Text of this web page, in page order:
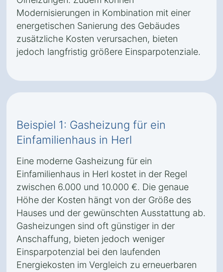
Modernisierungen in Kombination mit einer
energetischen Sanierung des Gebäudes
zusätzliche Kosten verursachen, bieten
jedoch langfristig größere Einsparpotenziale.
Beispiel 1: Gasheizung für ein
Einfamilienhaus in Herl
Eine moderne Gasheizung für ein
Einfamilienhaus in Herl kostet in der Regel
zwischen 6.000 und 10.000 €. Die genaue
Höhe der Kosten hängt von der Größe des
Hauses und der gewünschten Ausstattung ab.
Gasheizungen sind oft günstiger in der
Anschaffung, bieten jedoch weniger
Einsparpotenzial bei den laufenden
Energiekosten im Vergleich zu erneuerbaren